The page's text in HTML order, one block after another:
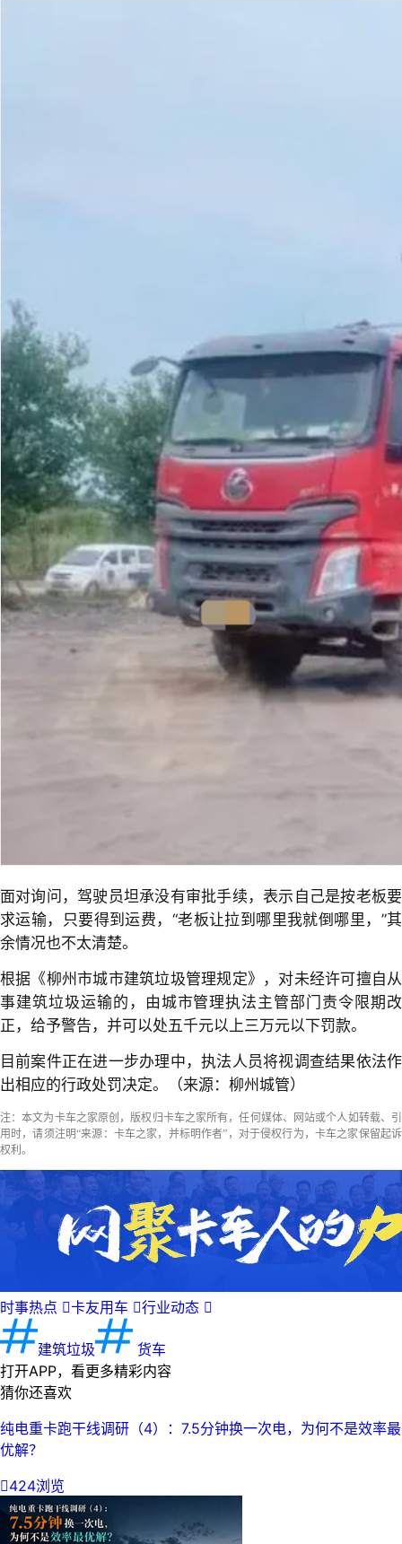
面对询问，驾驶员坦承没有审批手续，表示自己是按老板要
求运输，只要得到运费，“老板让拉到哪里我就倒哪里，”其
余情况也不太清楚。
根据《柳州市城市建筑垃圾管理规定》，对未经许可擅自从
事建筑垃圾运输的，由城市管理执法主管部门责令限期改
正，给予警告，并可以处五千元以上三万元以下罚款。
目前案件正在进一步办理中，执法人员将视调查结果依法作
出相应的行政处罚决定。（来源：柳州城管）
注：本文为卡车之家原创，版权归卡车之家所有，任何媒体、网站或个人如转载、引
用时，请须注明“来源：卡车之家，并标明作者”，对于侵权行为，卡车之家保留起诉
权利。
时事热点 卡友用车 行业动态 
建筑垃圾
货车
打开APP，看更多精彩内容
猜你还喜欢
纯电重卡跑干线调研（4）：7.5分钟换一次电，为何不是效率最
优解？
424浏览